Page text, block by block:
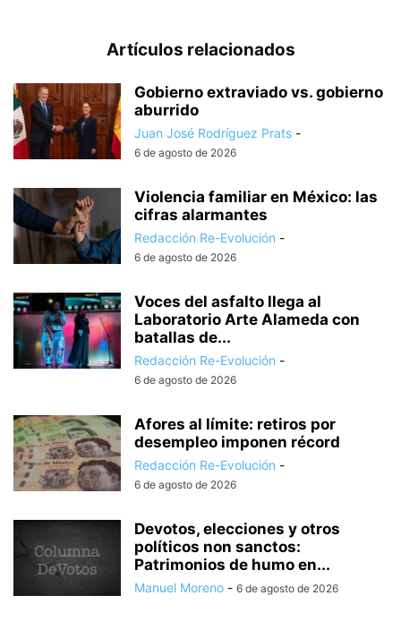
Artículos relacionados
Gobierno extraviado vs. gobierno
aburrido
Juan José Rodríguez Prats -
6 de agosto de 2026
Violencia familiar en México: las
cifras alarmantes
Redacción Re-Evolución -
6 de agosto de 2026
Voces del asfalto llega al
Laboratorio Arte Alameda con
batallas de...
Redacción Re-Evolución -
6 de agosto de 2026
Afores al límite: retiros por
desempleo imponen récord
Redacción Re-Evolución -
6 de agosto de 2026
Devotos, elecciones y otros
políticos non sanctos:
Patrimonios de humo en...
Manuel Moreno - 6 de agosto de 2026